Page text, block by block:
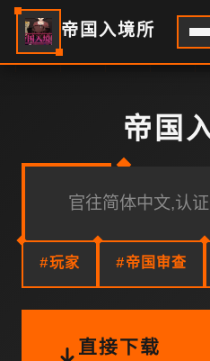
帝国入境所
帝国
官往简体中文,认
#玩家 #帝国审查
直接下载